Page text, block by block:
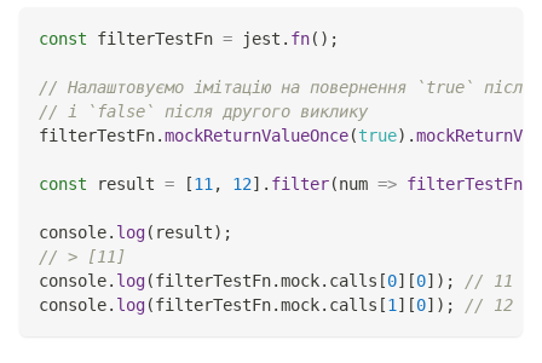
const filterTestFn = jest . fn( ) ;
// Налаштовуємо імітацію на повернення `true` після
// і `false` після другого виклику
filterTestFn.mockReturnValueOnce(true) .
const result = [11 , 12] . filter(num => filterTestFn
console. log( result) ;
// > [11]
console. log(filterTestFn.mock. calls [0] [0] ) ;
// 11
console. log(filterTestFn.mock. calls [1 ] [0] ) ; // 12